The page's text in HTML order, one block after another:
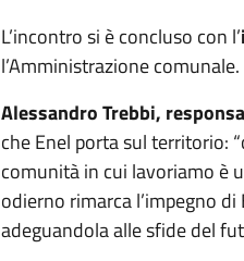
L’incontro si è concluso con l’
l’Amministrazione comunale.
Alessandro Trebbi,
che Enel porta sul territorio:
comunità in cui lavoriamo è
odierno rimarca l’impegno
adeguandola alle sfide del